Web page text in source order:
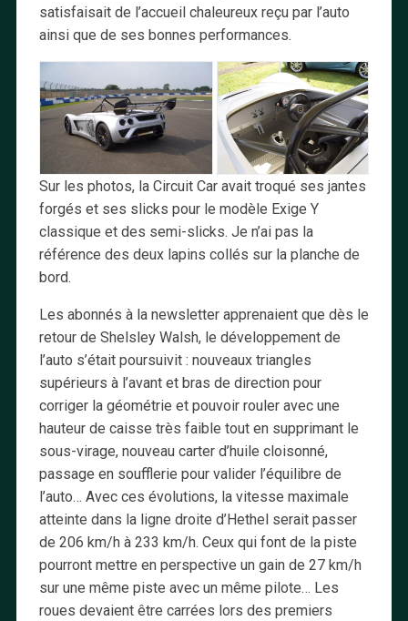
satisfaisait de l’accueil chaleureux reçu par l’auto
ainsi que de ses bonnes performances.
Sur les photos, la Circuit Car avait troqué ses jantes
forgés et ses slicks pour le modèle Exige Y
classique et des semi-slicks. Je n’ai pas la
référence des deux lapins collés sur la planche de
bord.
Les abonnés à la newsletter apprenaient que dès le
retour de Shelsley Walsh, le développement de
l’auto s’était poursuivit : nouveaux triangles
supérieurs à l’avant et bras de direction pour
corriger la géométrie et pouvoir rouler avec une
hauteur de caisse très faible tout en supprimant le
sous-virage, nouveau carter d’huile cloisonné,
passage en soufflerie pour valider l’équilibre de
l’auto… Avec ces évolutions, la vitesse maximale
atteinte dans la ligne droite d’Hethel serait passer
de 206 km/h à 233 km/h. Ceux qui font de la piste
pourront mettre en perspective un gain de 27 km/h
sur une même piste avec un même pilote… Les
roues devaient être carrées lors des premiers